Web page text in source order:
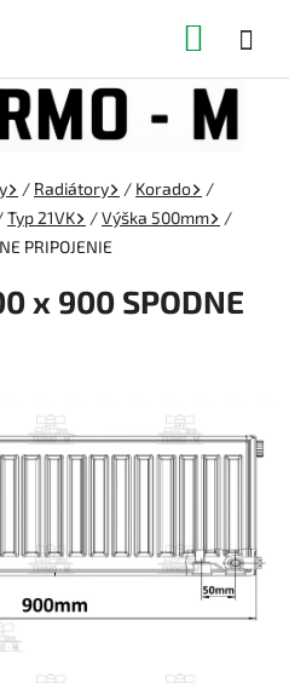
/ Radiátory / Korado
/
Typ 21VK /Výška 500mm
/
PRIPOJENIE
x 900 SPODNE